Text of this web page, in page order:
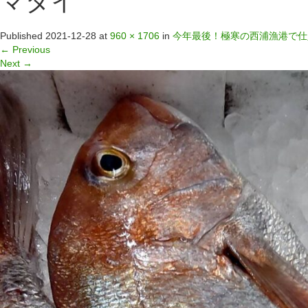
Published 2021-12-28 at 960 × 1706 in 今年最後！極寒の西浦漁港で
← Previous
Next →